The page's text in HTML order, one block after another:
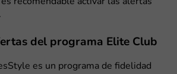
del programa Elite Club
es un programa de fidelidad